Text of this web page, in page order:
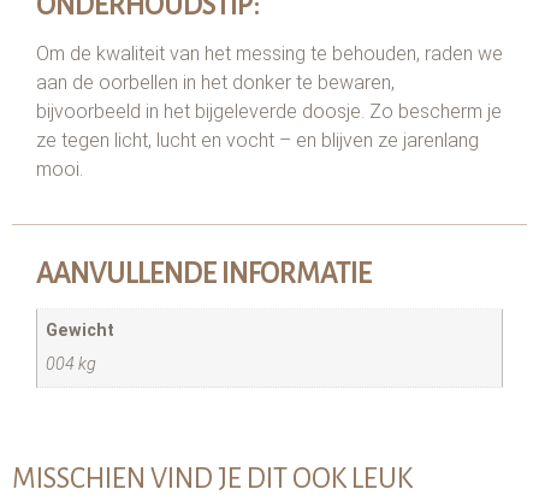
Om de kwaliteit van het messing te behouden, raden we
aan de oorbellen in het donker te bewaren,
bijvoorbeeld in het bijgeleverde doosje. Zo bescherm je
ze tegen licht, lucht en vocht – en blijven ze jarenlang
mooi.
AANVULLENDE INFORMATIE
Gewicht
004 kg
MISSCHIEN VIND JE DIT OOK LEUK